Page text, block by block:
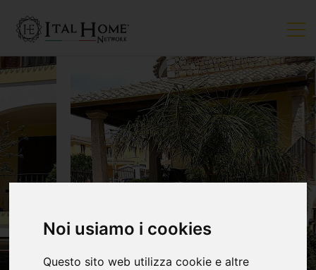
Noi usiamo i cookies
Questo sito web utilizza cookie e altre